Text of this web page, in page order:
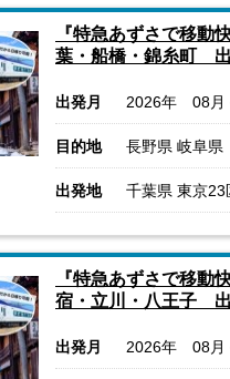
『特急あずさで移動
葉・船橋・錦糸町 出
出発月 2026年 08月
目的地 長野県 岐阜県
出発地 千葉県 東京23
『特急あずさで移動
宿・立川・八王子 出
出発月 2026年 08月